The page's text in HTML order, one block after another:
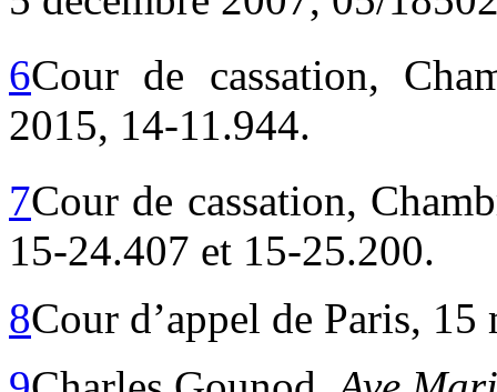
6Cour de cassation,
2015, 14-11.944.
7Cour de cassation,
15-24.407 et 15-25.200.
8Cour d’appel de Paris,